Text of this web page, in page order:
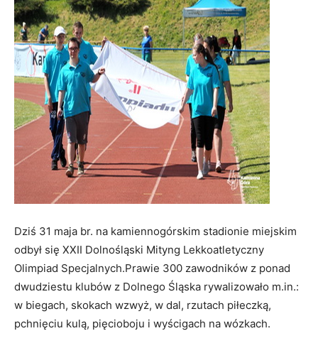
Dziś 31 maja br. na kamiennogórskim stadionie miejskim
odbył się XXII Dolnośląski Mityng Lekkoatletyczny
Olimpiad Specjalnych.Prawie 300 zawodników z ponad
dwudziestu klubów z Dolnego Śląska rywalizowało m.in.:
w biegach, skokach wzwyż, w dal, rzutach piłeczką,
pchnięciu kulą, pięcioboju i wyścigach na wózkach.